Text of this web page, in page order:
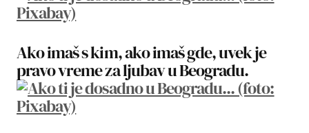
Ako imaš s kim, ako imaš gde, uvek je
pravo vreme za ljubav u Beogradu.